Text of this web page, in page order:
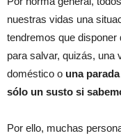
nuestras vidas una
tendremos que
para salvar, quizás, una
doméstico o una
sólo un susto si
Por ello, muchas